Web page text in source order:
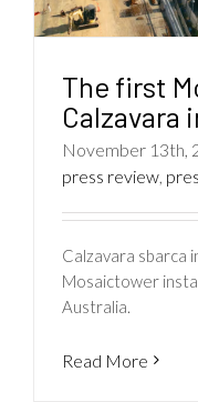
The first
Calzavara
November 13th,
press review
Calzavara sbarca
Mosaictower
Australia.
Read More